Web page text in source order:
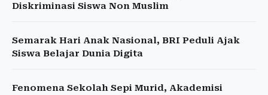
Diskriminasi Siswa Non Muslim
Semarak Hari Anak Nasional, BRI Peduli Ajak
Siswa Belajar Dunia Digita
Fenomena Sekolah Sepi Murid, Akademisi